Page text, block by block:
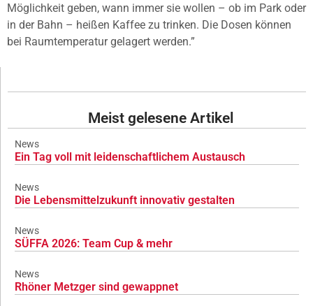
Möglichkeit geben, wann immer sie wollen – ob im Park oder
in der Bahn – heißen Kaffee zu trinken. Die Dosen können
bei Raumtemperatur gelagert werden.”
Meist gelesene Artikel
News
Ein Tag voll mit leidenschaftlichem Austausch
News
Die Lebensmittelzukunft innovativ gestalten
News
SÜFFA 2026: Team Cup & mehr
News
Rhöner Metzger sind gewappnet